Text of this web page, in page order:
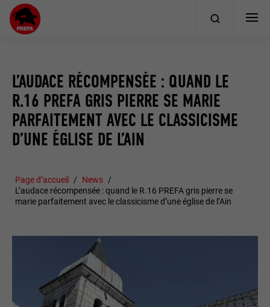
L’AUDACE RÉCOMPENSÉE : QUAND LE
R.16 PREFA GRIS PIERRE SE MARIE
PARFAITEMENT AVEC LE CLASSICISME
D’UNE ÉGLISE DE L’AIN
Page d’accueil
News
L’audace récompensée : quand le R.16 PREFA gris pierre se
marie parfaitement avec le classicisme d’une église de l’Ain